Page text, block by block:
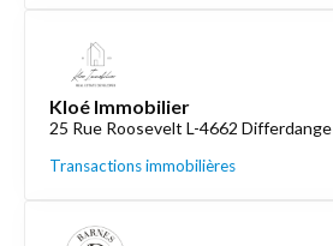
Kloé Immobilier
25 Rue Roosevelt L-4662 Differdange
Transactions immobilières